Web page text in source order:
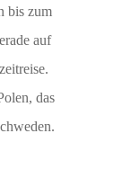
bis zum
auf
das